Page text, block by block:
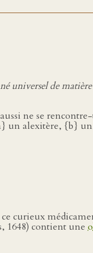
universel de
ne se
un alexitère, {b}
curieux
1648) contient une